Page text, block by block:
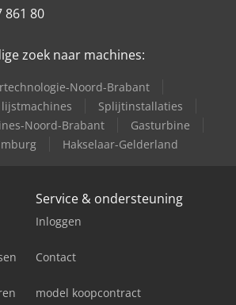
861 80
zoek naar machines:
Noord-Brabant
Splijtinstallaties
Noord-Brabant
Gasturbine
Hakselaar-Gelderland
Service & ondersteuning
Inloggen
Contact
model koopcontract